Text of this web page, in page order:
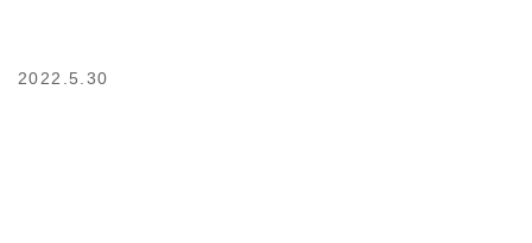
2022.5.30